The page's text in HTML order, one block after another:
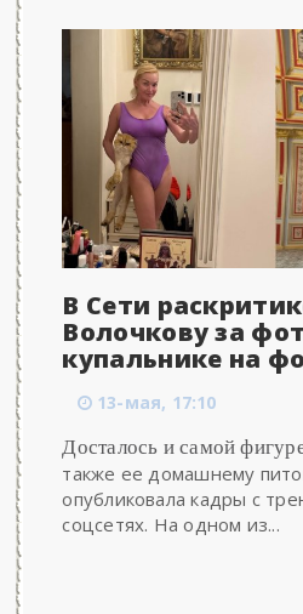
В Сети
Волочкову за
купальнике на
13-мая, 17:10
Досталось и самой
также ее домашнему
опубликовала кадры с
соцсетях. На одном из...